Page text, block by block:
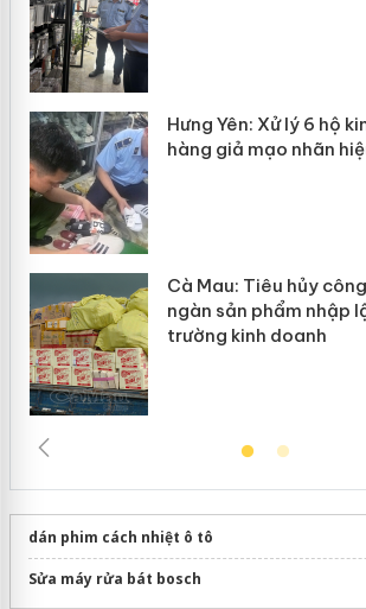
Hưng Yên: Xử lý 6 hộ
hàng giả mạo nhãn
Cà Mau: Tiêu hủy
ngàn sản phẩm nhập
trường kinh doanh
dán phim cách nhiệt ô tô
Sửa máy rửa bát bosch